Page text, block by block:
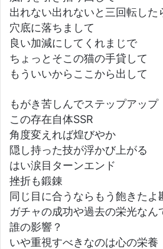
出れない出れないと三回転した
穴底に落ちまして
良い加減にしてくれまじで
ちょっとそこの猫の手貸して
もういいからここから出して
もがき苦しんでステップアップ
この存在自体SSR
角度変えれば煌びやか
隠し持った技が浮かび上がる
はい涙目ターンエンド
挫折も鍛錬
同じ目に合うならもう飽きたよ
ガチャの成功や過去の栄光なん
誰の影響？
いや重視すべきなのは心の栄養